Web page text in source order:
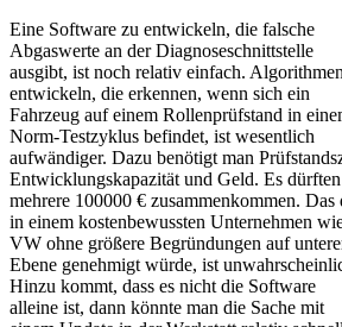
Eine Software zu entwickeln, die falsche
Abgaswerte an der Diagnoseschnittstelle
ausgibt, ist noch relativ einfach.
entwickeln, die erkennen, wenn sich ein
Fahrzeug auf einem Rollenprüfstand in
Norm-Testzyklus befindet, ist wesentlich
aufwändiger. Dazu benötigt man
Entwicklungskapazität und Geld. Es dürften
mehrere 100000 € zusammenkommen. Das
in einem kostenbewussten Unternehmen
VW ohne größere Begründungen auf
Ebene genehmigt würde, ist
Hinzu kommt, dass es nicht die Software
alleine ist, dann könnte man die Sache mit